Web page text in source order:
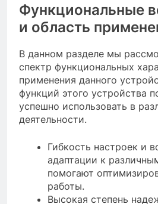
Функциональные
и область
В данном разделе мы
спектр функциональных
применения данного
функций этого устройства
успешно использовать в
деятельности.
Гибкость настроек и
адаптации к
помогают
работы.
Высокая степень